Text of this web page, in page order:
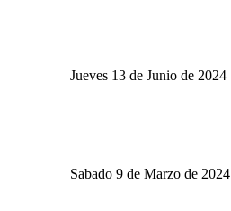
Jueves 13 de Junio de 2024
Sabado 9 de Marzo de 2024